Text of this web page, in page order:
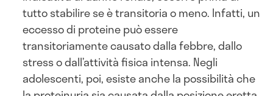
tutto stabilire se è transitoria o meno. Infatti, un
eccesso di proteine può essere
transitoriamente causato dalla febbre, dallo
stress o dall’attività fisica intensa. Negli
adolescenti, poi, esiste anche la possibilità che